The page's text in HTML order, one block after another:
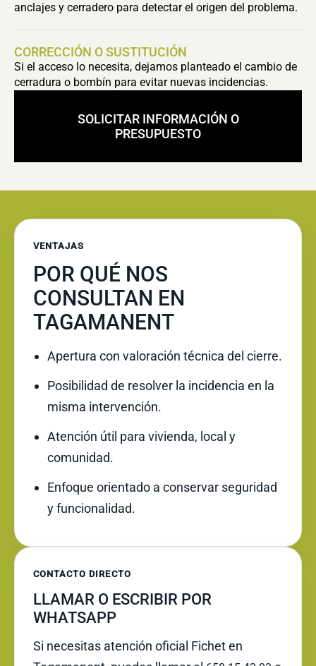
anclajes y cerradero para detectar el origen del problema.
CORRECCIÓN O SUSTITUCIÓN
Si el acceso lo necesita, dejamos planteado el cambio de
cerradura o bombín para evitar nuevas incidencias.
SOLICITAR INFORMACIÓN O
PRESUPUESTO
VENTAJAS
POR QUÉ NOS
CONSULTAN EN
TAGAMANENT
Apertura con valoración técnica del cierre.
Posibilidad de resolver la incidencia en la
misma intervención.
Atención útil para vivienda, local y
comunidad.
Enfoque orientado a conservar seguridad
y funcionalidad.
CONTACTO DIRECTO
LLAMAR O ESCRIBIR POR
WHATSAPP
Si necesitas atención oficial Fichet en